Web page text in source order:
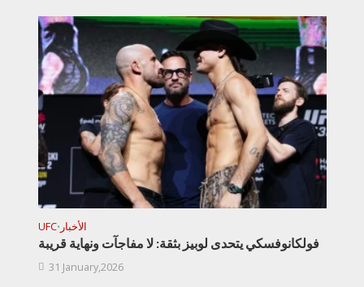
UFC• الأخبار
فولكانوفسكي يتحدى لوبيز بثقة: لا مفاجآت ونهاية قريبة
31 January,2026